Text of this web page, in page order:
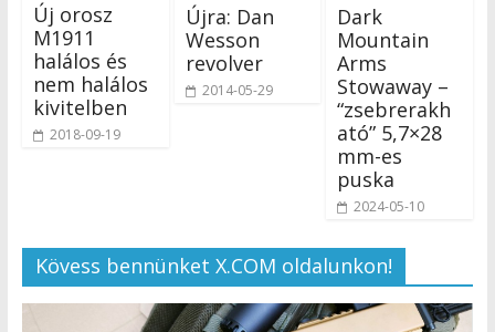
Új orosz
M1911
halálos és
nem halálos
kivitelben
2018-09-19
Újra: Dan
Wesson
revolver
2014-05-29
Dark
Mountain
Arms
Stowaway –
“zsebrerakh
ató” 5,7×28
mm-es
puska
2024-05-10
Kövess bennünket X.COM oldalunkon!